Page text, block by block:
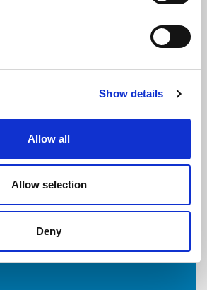
Show details
Allow all
Allow selection
Deny
NON ASSOCIATI
€ 172
+ IVA 22%